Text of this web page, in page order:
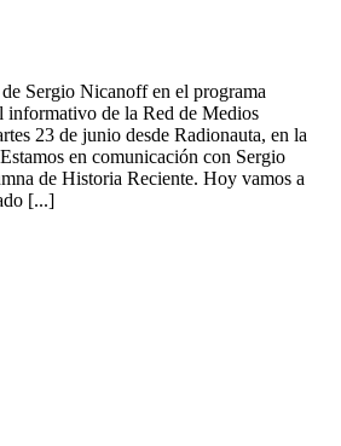
Sergio Nicanoff en el programa
informativo de la Red de Medios
23 de junio desde Radionauta, en la
en comunicación con Sergio
de Historia Reciente. Hoy vamos a
[...]